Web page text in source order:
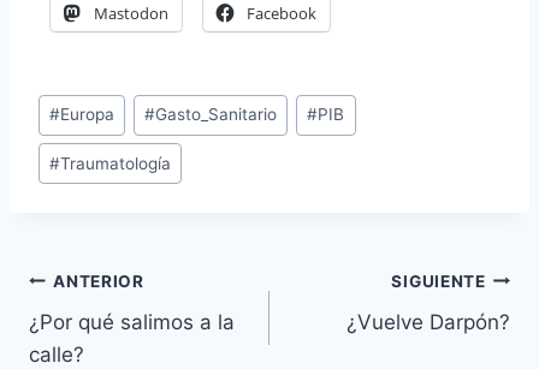
Mastodon Facebook
Etiquetas
de
la
#Europa #Gasto_Sanitario #PIB
#Traumatología
Navegación
de
ANTERIOR
¿Por qué salimos a la
calle?
SIGUIENTE
¿Vuelve Darpón?